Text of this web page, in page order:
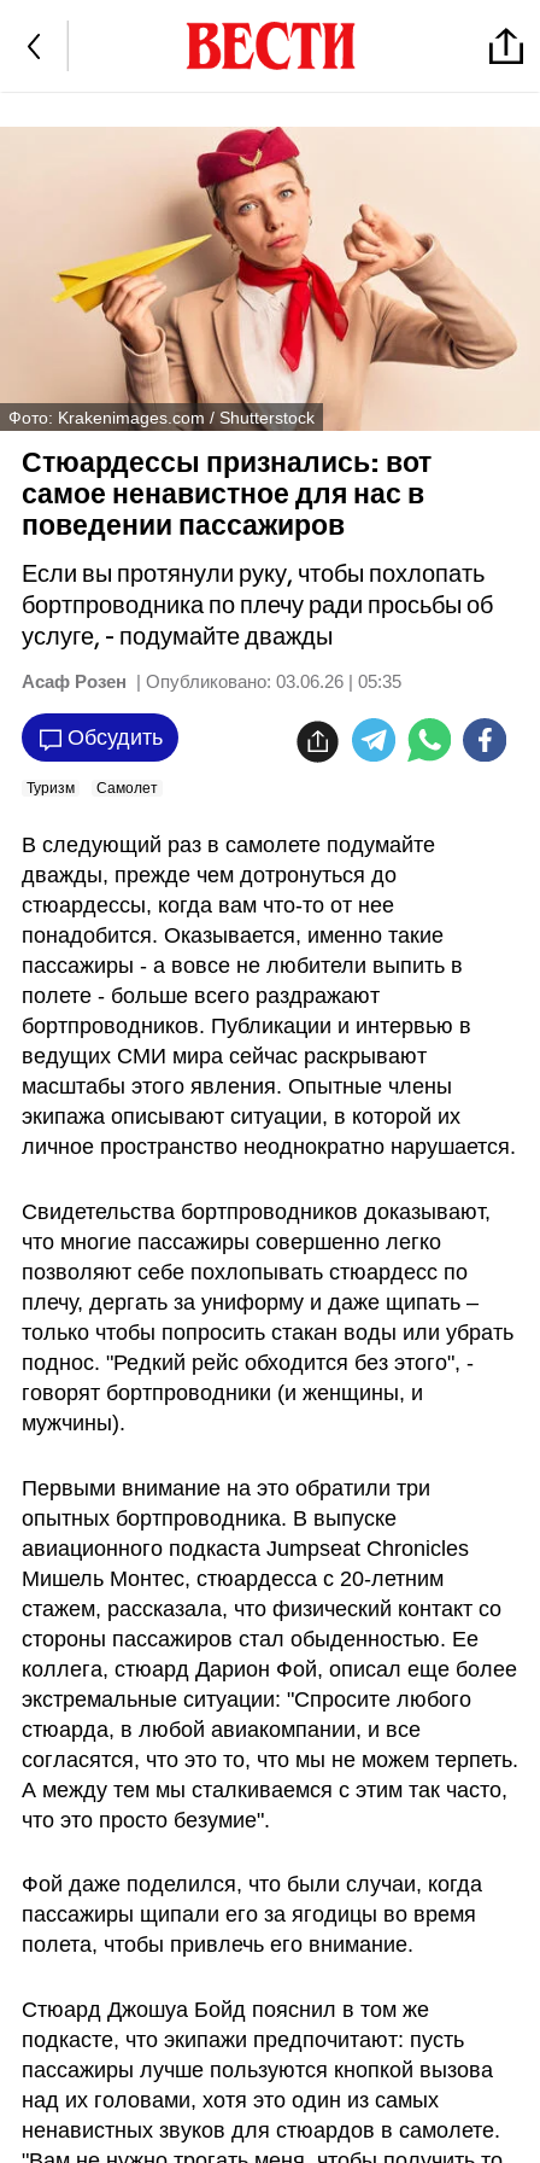
Фото: Krakenimages.com / Shutterstock
Стюардессы признались: вот
самое ненавистное для нас в
поведении пассажиров
Если вы протянули руку, чтобы похлопать
бортпроводника по плечу ради просьбы об
услуге, - подумайте дважды
Асаф Розен | Опубликовано: 03.06.26 | 05:35
Обсудить
Туризм Самолет
В следующий раз в самолете подумайте
дважды, прежде чем дотронуться до
стюардессы, когда вам что-то от нее
понадобится. Оказывается, именно такие
пассажиры - а вовсе не любители выпить в
полете - больше всего раздражают
бортпроводников. Публикации и интервью в
ведущих СМИ мира сейчас раскрывают
масштабы этого явления. Опытные члены
экипажа описывают ситуации, в которой их
Свидетельства бортпроводников доказывают,
что многие пассажиры совершенно легко
позволяют себе похлопывать стюардесс по
плечу, дергать за униформу и даже щипать –
только чтобы попросить стакан воды или убрать
поднос. "Редкий рейс обходится без этого", -
говорят бортпроводники (и женщины, и
мужчины).
Первыми внимание на это обратили три
опытных бортпроводника. В выпуске
авиационного подкаста Jumpseat Chronicles
Мишель Монтес, стюардесса с 20-летним
стажем, рассказала, что физический контакт со
стороны пассажиров стал обыденностью. Ее
коллега, стюард Дарион Фой, описал еще более
экстремальные ситуации: "Спросите любого
стюарда, в любой авиакомпании, и все
согласятся, что это то, что мы не можем терпеть.
А между тем мы сталкиваемся с этим так часто,
что это просто безумие".
Фой даже поделился, что были случаи, когда
пассажиры щипали его за ягодицы во время
полета, чтобы привлечь его внимание.
Стюард Джошуа Бойд пояснил в том же
подкасте, что экипажи предпочитают: пусть
пассажиры лучше пользуются кнопкой вызова
над их головами, хотя это один из самых
ненавистных звуков для стюардов в самолете.